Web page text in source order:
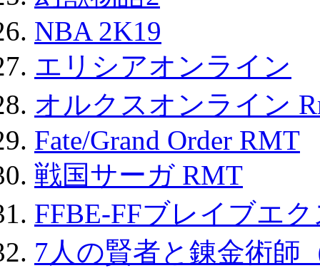
NBA 2K19
エリシアオンライン
オルクスオンライン
Fate/Grand Order RMT
戦国サーガ RMT
FFBE-FFブレイブエ
7人の賢者と錬金術師